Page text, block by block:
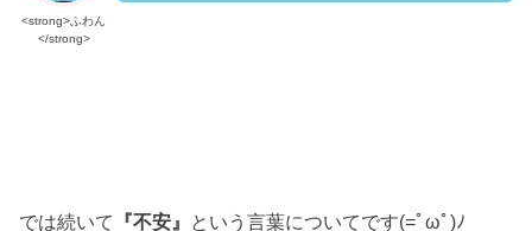
<strong>ふわん
</strong>
では続いて 『不安』 という言葉についてです(=ﾟωﾟ)ﾉ